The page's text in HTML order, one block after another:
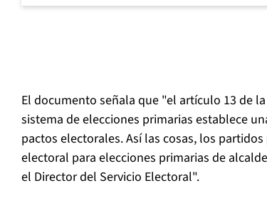
El documento señala que "el artículo 13 de
sistema de elecciones primarias establece
pactos electorales. Así las cosas, los
electoral para elecciones primarias de
el Director del Servicio Electoral".